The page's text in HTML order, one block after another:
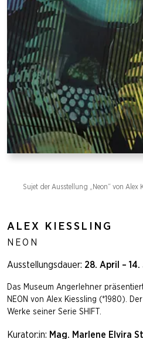
Sujet der Ausstellung „Neon“ von Alex
ALEX KIESSLING
NEON
Ausstellungsdauer: 28. April – 14.
Das Museum Angerlehner
NEON von Alex Kiessling (*1980).
Werke seiner Serie SHIFT.
Kurator:in: Mag. Marlene Elvira